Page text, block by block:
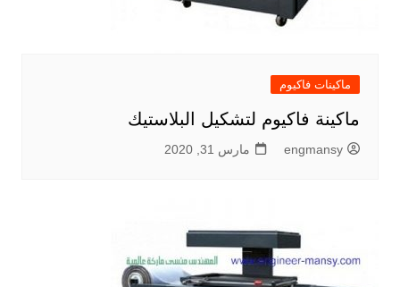
ماكينات فاكيوم
ماكينة فاكيوم لتشكيل البلاستيك
engmansy مارس 31, 2020